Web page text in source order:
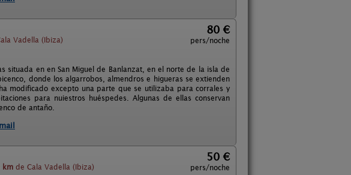
Vadella (Ibiza)
80 €
pers/noche
situada en en San Miguel de Banlanzat, en el norte de la isla de
donde los algarrobos, almendros e higueras se extienden
modificado excepto una parte que se utilizaba para corrales y
para nuiestros huéspedes. Algunas de ellas conservan
de antaño.
km de Cala Vadella (Ibiza)
50 €
pers/noche